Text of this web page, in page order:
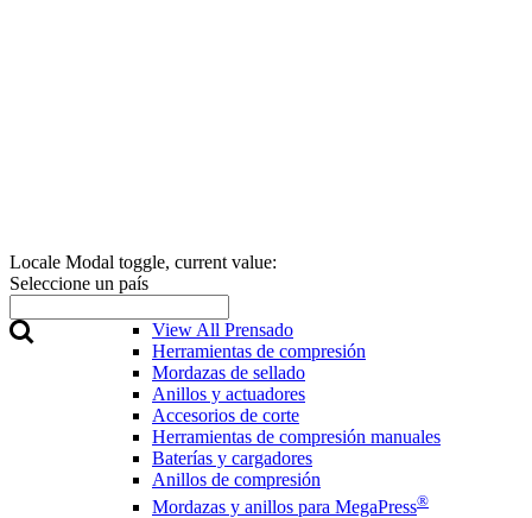
Locale Modal toggle, current value:
Seleccione un país
View All Prensado
Herramientas de compresión
Mordazas de sellado
Anillos y actuadores
Accesorios de corte
Herramientas de compresión manuales
Baterías y cargadores
Anillos de compresión
Mordazas y anillos para MegaPress®